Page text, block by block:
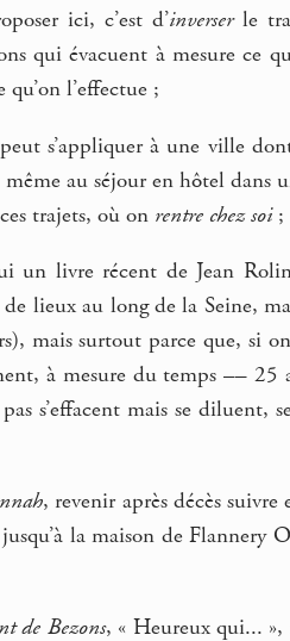
ici, c’est d’inverserle
qui évacuent à mesure ce
l’effectue ;
s’appliquer à une ville
au séjour en hôtel
trajets, où on rentre chez soi;
un livre récent de Jean
lieux au long de la Seine,
mais surtout parce que, si
à mesure du temps ––
s’effacent mais se
, revenir après décès
la maison de Flannery
de Bezons, « Heureux qui... »,